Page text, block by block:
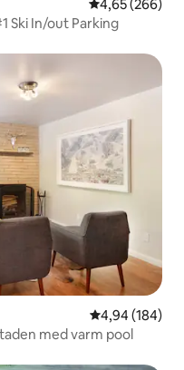
4,65 av 5 i
4,65 (266)
Ski In/out Parking
4,94 av 5 i
4,94 (184)
med varm pool